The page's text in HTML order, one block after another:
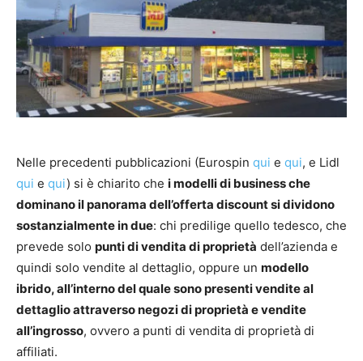
Nelle precedenti pubblicazioni (Eurospin qui e qui, e Lidl
qui e qui) si è chiarito che i modelli di business che
dominano il panorama dell’offerta discount si dividono
sostanzialmente in due: chi predilige quello tedesco, che
prevede solo punti di vendita di proprietà dell’azienda e
quindi solo vendite al dettaglio, oppure un modello
ibrido, all’interno del quale sono presenti vendite al
dettaglio attraverso negozi di proprietà e vendite
all’ingrosso, ovvero a punti di vendita di proprietà di
affiliati.